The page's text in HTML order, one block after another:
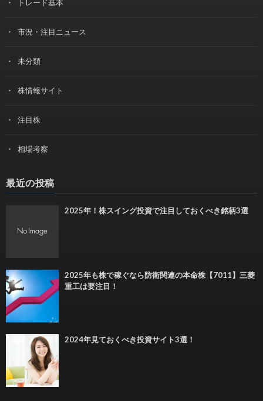
トレード基本
市況・注目ニュース
未分類
株情報サイト
注目株
相場考察
最近の投稿
2025年！株スイング投資で注目しておくべき銘柄3選
2025年も株で稼ぐなら防衛関連の本命株【7011】三菱
重工は要注目！
2024年見ておくべき投資サイト3選！